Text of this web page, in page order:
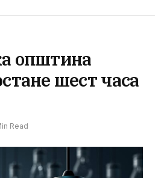
општина
шест часа
Read